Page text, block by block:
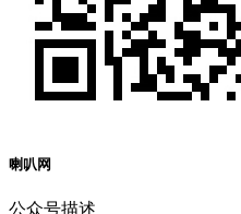
喇叭网
公众号描述